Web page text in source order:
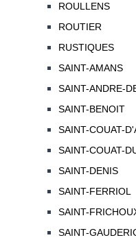
ROULLENS
ROUTIER
RUSTIQUES
SAINT-AMANS
SAINT-ANDRE-
SAINT-BENOIT
SAINT-COUAT-
SAINT-COUAT-
SAINT-DENIS
SAINT-FERRIOL
SAINT-
SAINT-